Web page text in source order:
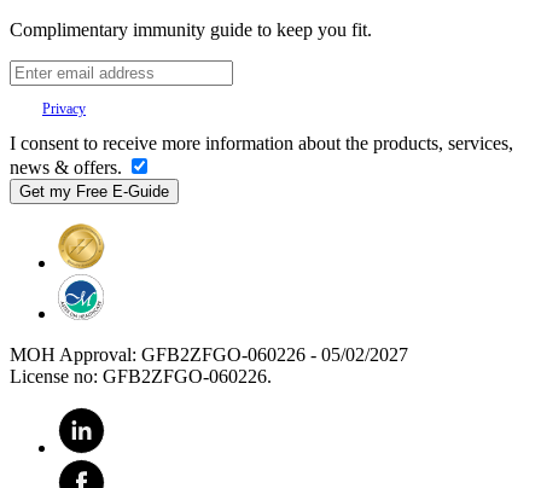
Complimentary immunity guide to keep you fit.
Privacy
I consent to receive more information about the products, services,
news & offers.
MOH Approval: GFB2ZFGO-060226 - 05/02/2027
License no: GFB2ZFGO-060226.